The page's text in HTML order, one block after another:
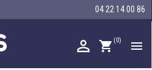
04 22 14 00 86
 shopping_cart (0) 